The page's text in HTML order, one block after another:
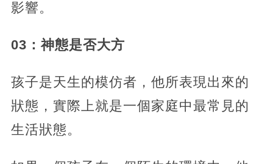
影響。
03：神態是否大方
孩子是天生的模仿者，他所表現出來的
狀態，實際上就是一個家庭中最常見的
生活狀態。